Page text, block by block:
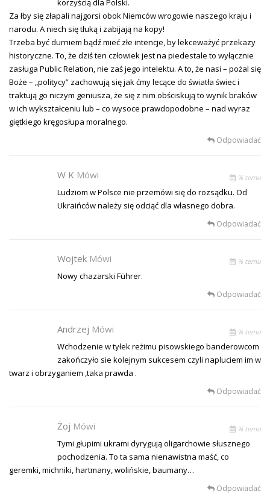
korzyścią dla Polski.
Za łby się złapali najgorsi obok Niemców wrogowie naszego kraju i
narodu. A niech się tłuką i zabijają na kopy!
Trzeba być durniem bądź mieć złe intencje, by lekceważyć przekazy
historyczne. To, że dziś ten człowiek jest na piedestale to wyłącznie
zasługa Public Relation, nie zaś jego intelektu. A to, że nasi – pożal się
Boże – „politycy” zachowują się jak ćmy lecące do światła świec i
traktują go niczym geniusza, że się z nim obściskują to wynik braków
w ich wykształceniu lub – co wysoce prawdopodobne – nad wyraz
giętkiego kręgosłupa moralnego.
Odpowiadać
W K Mówi % temu
Ludziom w Polsce nie przemówi się do rozsądku. Od
Ukraińców należy się odciąć dla własnego dobra.
Odpowiadać
Wojtek Mówi % temu
Nowy chazarski Führer.
Odpowiadać
Andrzej Mówi % temu
Wchodzenie w tyłek reżimu pisowskiego banderowcom
zakończyło sie kolejnym sukcesem czyli napluciem im w
twarz i obrzyganiem ,taka prawda .
Odpowiadać
Żoj Mówi % temu
Tymi głupimi ukrami dyrygują oligarchowie słusznego
pochodzenia. To ta sama nienawistna maść, co
geremki, michniki, hartmany, wolińskie, baumany…
Odpowiadać